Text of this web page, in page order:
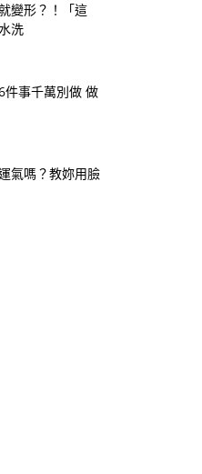
變形？！「這
洗
件事千萬別做 做
氣嗎？教妳用臉